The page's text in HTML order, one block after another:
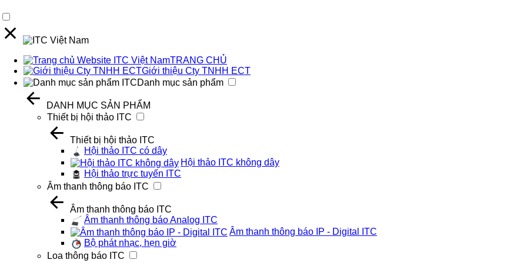
TRANG CHỦ
Giới thiệu Cty TNHH ECT
Danh mục sản phẩm
DANH MỤC SẢN PHẨM
Thiết bị hội thảo ITC
Thiết bị hội thảo ITC
Hội thảo ITC có dây
Hội thảo ITC không dây
Hội thảo trực tuyến ITC
Âm thanh thông báo ITC
Âm thanh thông báo ITC
Âm thanh thông báo Analog ITC
Âm thanh thông báo IP - Digital ITC
Bộ phát nhạc, hẹn giờ
Loa thông báo ITC